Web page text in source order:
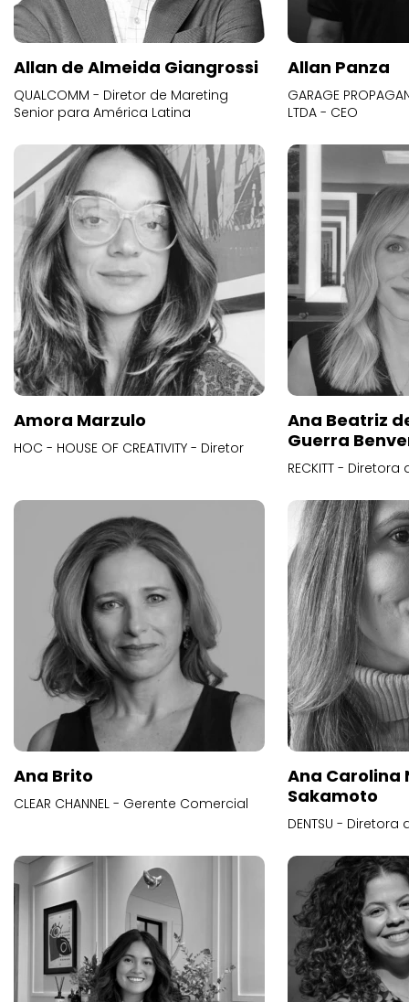
Allan de Almeida Giangrossi
QUALCOMM - Diretor de Mareting
Senior para América Latina
Allan Panza
GARAGE
LTDA - CEO
Amora Marzulo
HOC - HOUSE OF CREATIVITY - Diretor
Ana Beatriz
Guerra
RECKITT -
Ana Brito
CLEAR CHANNEL - Gerente Comercial
Ana Carolina
Sakamoto
DENTSU -